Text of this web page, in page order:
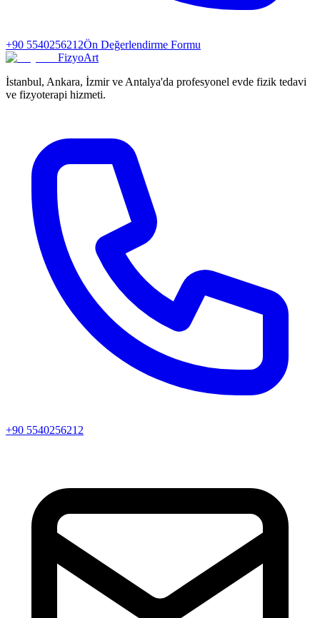
+90 5540256212Ön Değerlendirme Formu
FizyoArt
İstanbul, Ankara, İzmir ve Antalya'da profesyonel evde fizik tedavi
ve fizyoterapi hizmeti.
+90 5540256212